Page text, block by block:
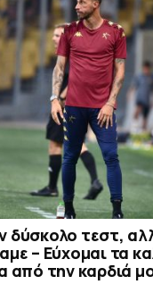
τεστ,
– Εύχομαι τα
από την καρδιά